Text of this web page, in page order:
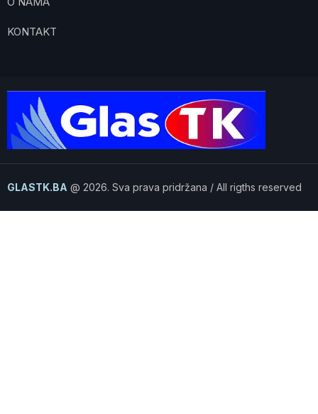
KONTAKT
GLASTK.BA @ 2026. Sva prava pridržana / All rigths reserved